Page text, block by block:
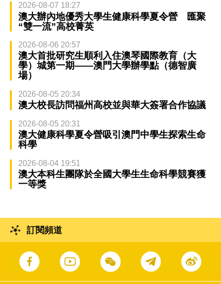
2026-08-07 18:27
澳大辦內地優秀大學生健康科學夏令營 匯聚
“雙一流”高校菁英
2026-08-06 20:57
澳大首批研究生順利入住澳琴國際教育（大
學）城第一期——澳門大學辦學點（德智廣
場）
2026-08-05 20:34
澳大校長訪問福州高校並與華大簽署合作協議
2026-08-05 20:31
澳大健康科學夏令營吸引澳門中學生探索生命
科學
2026-08-04 19:51
澳大本科生團隊於全國大學生生命科學競賽獲
一等獎
訂閱頻道